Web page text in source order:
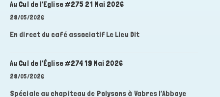
Au Cul de l’Eglise #275 21 Mai 2026
28/05/2026
En direct du café associatif Le Lieu Dit
Au Cul de l’Église #274 19 Mai 2026
28/05/2026
Spéciale au chapiteau de Polysons à Vabres l’Abbaye